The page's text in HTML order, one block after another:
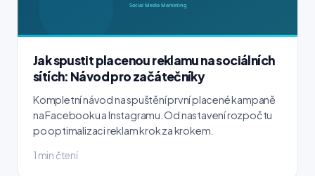
Jak spustit placenou reklamu na sociálních
sítích: Návod pro začátečníky
Kompletní návod na spuštění první placené kampaně
na Facebooku a Instagramu. Od nastavení rozpočtu
po optimalizaci reklam krok za krokem.
1 min čtení